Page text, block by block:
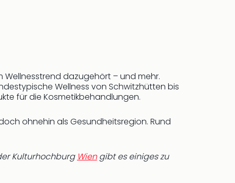
Wellnesstrend dazugehört – und mehr.
Wellness von Schwitzhütten bis
für die Kosmetikbehandlungen.
ohnehin als Gesundheitsregion. Rund
Kulturhochburg Wiengibt es einiges zu